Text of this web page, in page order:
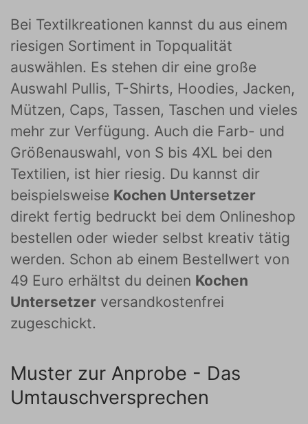
Bei Textilkreationen kannst du aus einem
riesigen Sortiment in Topqualität
auswählen. Es stehen dir eine große
Auswahl Pullis, T-Shirts, Hoodies, Jacken,
Mützen, Caps, Tassen, Taschen und vieles
mehr zur Verfügung. Auch die Farb- und
Größenauswahl, von S bis 4XL bei den
Textilien, ist hier riesig. Du kannst dir
beispielsweise Kochen Untersetzer
direkt fertig bedruckt bei dem Onlineshop
bestellen oder wieder selbst kreativ tätig
werden. Schon ab einem Bestellwert von
49 Euro erhältst du deinen Kochen
Untersetzer versandkostenfrei
zugeschickt.
Muster zur Anprobe - Das
Umtauschversprechen